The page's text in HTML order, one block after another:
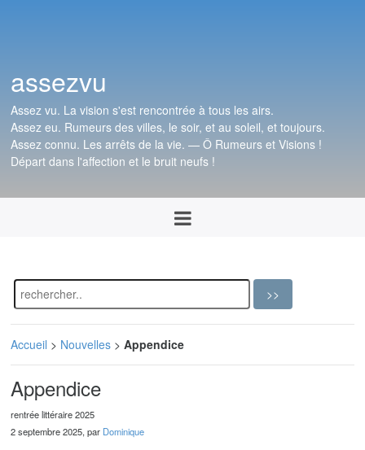
assezvu
Assez vu. La vision s'est rencontrée à tous les airs.
Assez eu. Rumeurs des villes, le soir, et au soleil, et toujours.
Assez connu. Les arrêts de la vie. — Ô Rumeurs et Visions !
Départ dans l'affection et le bruit neufs !
Accueil > Nouvelles >Appendice
Appendice
rentrée littéraire 2025
2 septembre 2025, par Dominique